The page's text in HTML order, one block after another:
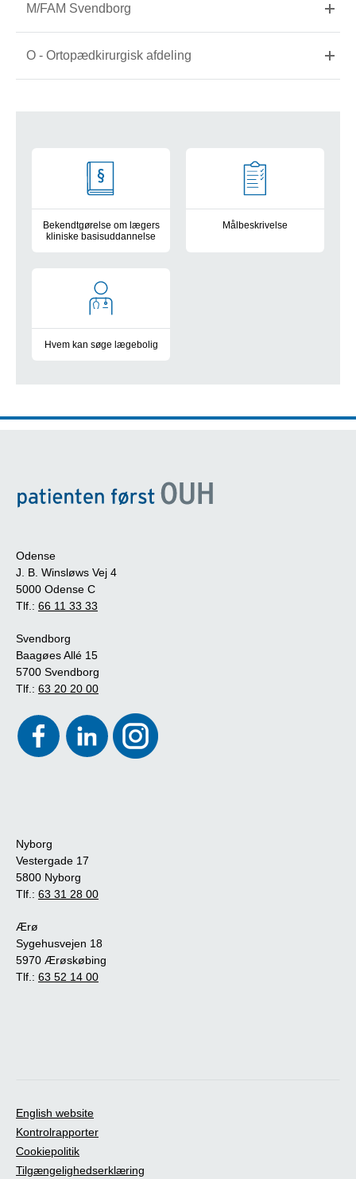
M/FAM Svendborg
O - Ortopædkirurgisk afdeling
Bekendtgørelse om lægers
kliniske basisuddannelse
Målbeskrivelse
Hvem kan søge lægebolig
Odense
J. B. Winsløws Vej 4
5000 Odense C
Tlf.: 66 11 33 33
Svendborg
Baagøes Allé 15
5700 Svendborg
Tlf.: 63 20 20 00
Nyborg
Vestergade 17
5800 Nyborg
Tlf.: 63 31 28 00
Ærø
Sygehusvejen 18
5970 Ærøskøbing
Tlf.: 63 52 14 00
English website
Kontrolrapporter
Cookiepolitik
Tilgængelighedserklæring